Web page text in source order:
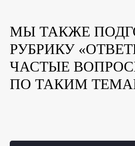
МЫ ТАКЖЕ
РУБРИКУ
ЧАСТЫЕ
ПО ТАКИМ